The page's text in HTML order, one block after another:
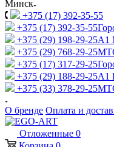
Минск
+375 (17) 392-35-55
+375 (17) 392-35-55
+375 (29) 198-29-25A1
+375 (29) 768-29-25
+375 (17) 317-29-25
+375 (29) 188-29-25A1
+375 (33) 378-29-25
О бренде Оплата и
Отложенные 0